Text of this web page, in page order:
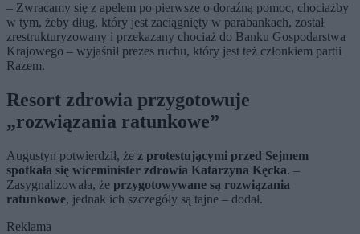
– Zwracamy się z apelem po pierwsze o doraźną pomoc, chociażby
w tym, żeby dług, który jest zaciągnięty w parabankach, został
zrestrukturyzowany i przekazany chociaż do Banku Gospodarstwa
Krajowego – wyjaśnił prezes ruchu, który jest też członkiem partii
Razem.
Resort zdrowia przygotowuje
„rozwiązania ratunkowe”
Augustyn potwierdził, że z protestującymi przed Sejmem
spotkała się wiceminister zdrowia Katarzyna Kęcka. –
Zasygnalizowała, że przygotowywane są rozwiązania
ratunkowe, jednak ich szczegóły są tajne – dodał.
Reklama